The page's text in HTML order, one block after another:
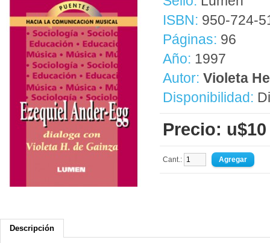
ISBN: 950-724-
Páginas: 96
Año: 1997
Autor: Violeta
Disponibilidad:
Precio: u$10
Cant.:
Descripción